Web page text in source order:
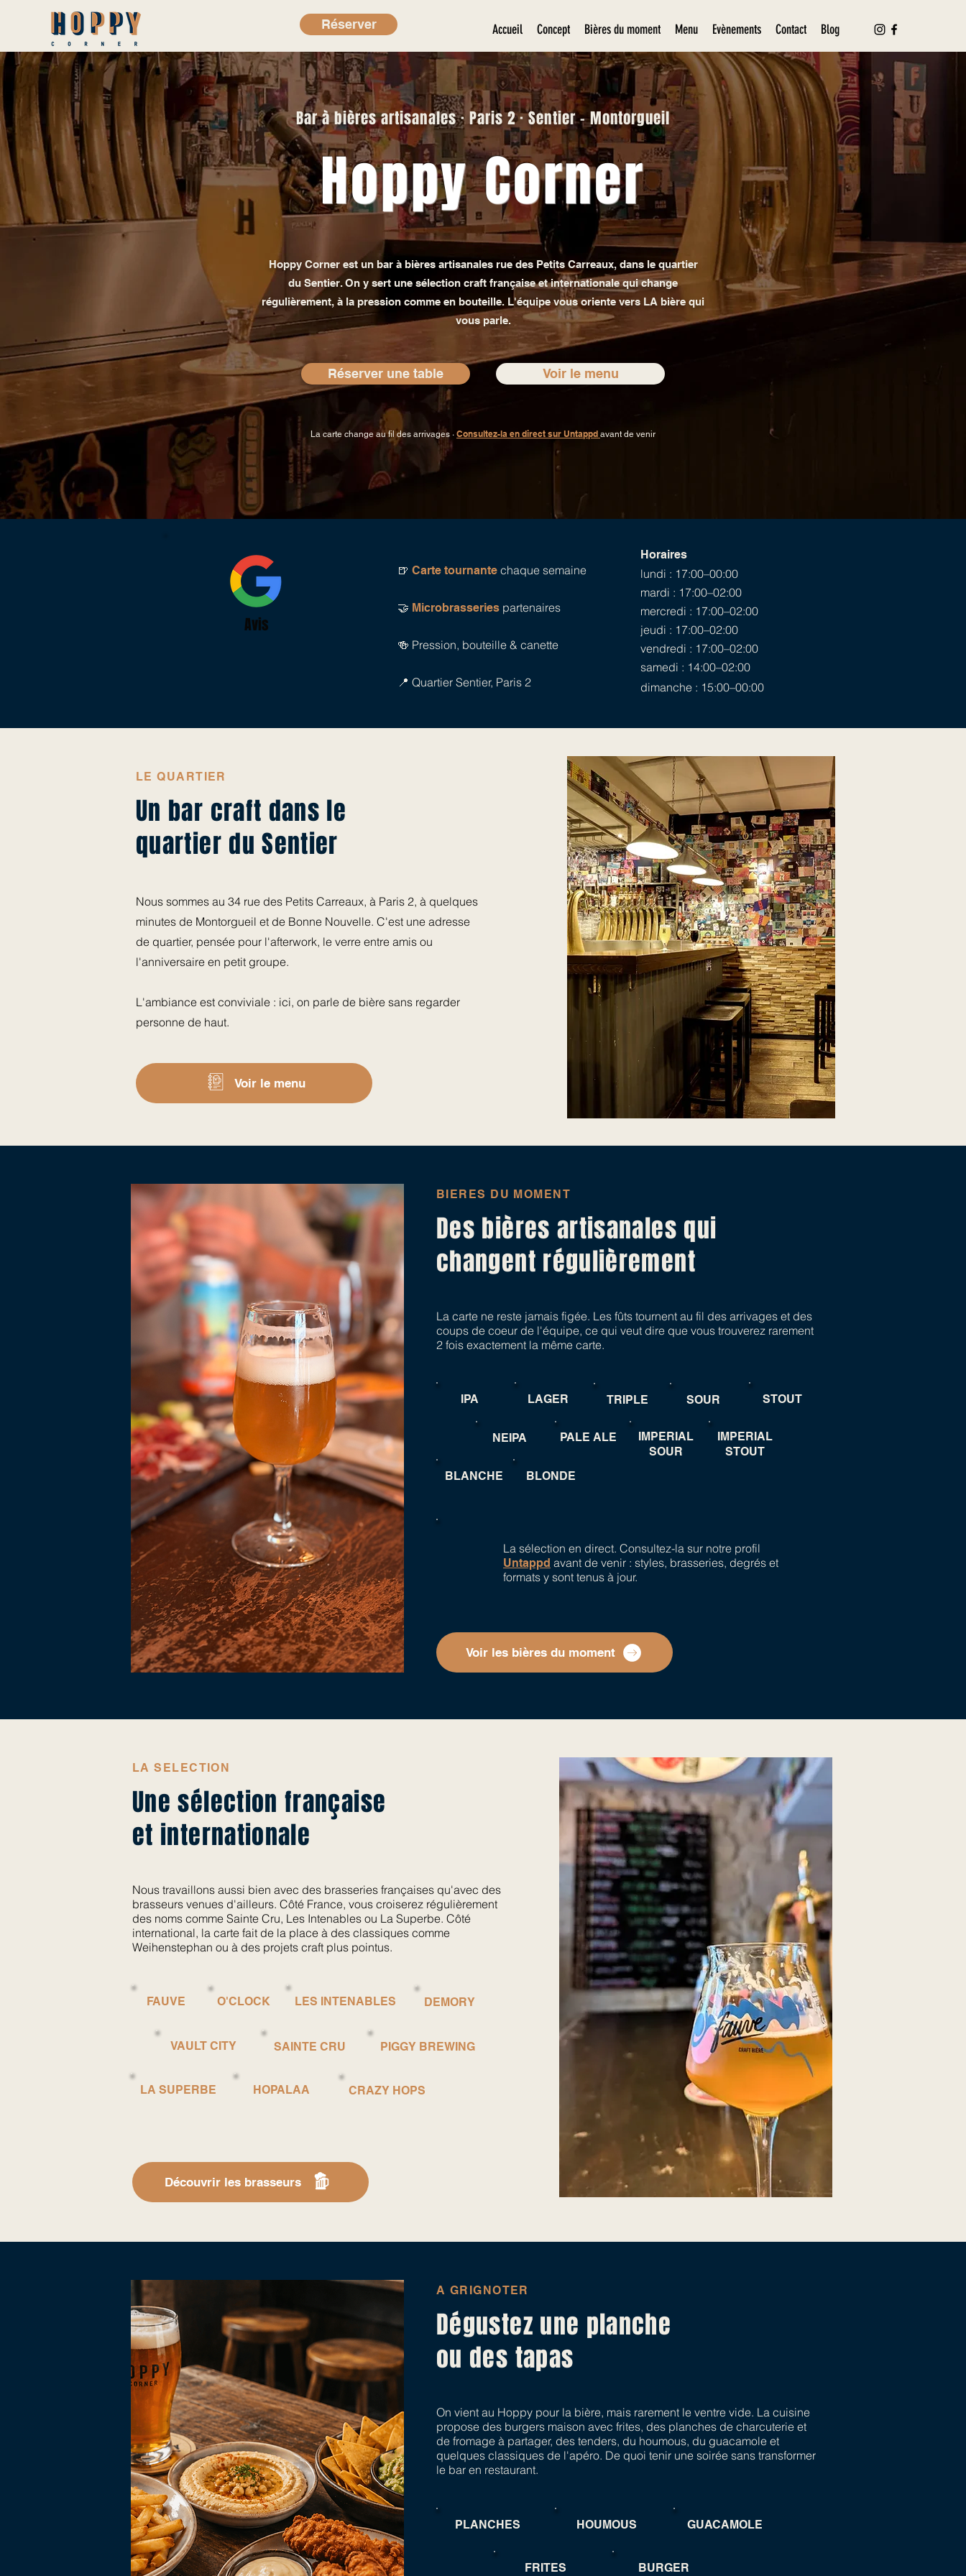
Accueil Concept Bières du moment Menu Evènements Contact Blog
Réserver
Bar à bières artisanales · Paris 2 · Sentier - Montorgueil
Hoppy Corner
Hoppy Corner est un bar à bières artisanales rue des Petits Carreaux, dans le quartier
du Sentier. On y sert une sélection craft française et internationale qui change
régulièrement, à la pression comme en bouteille. L'équipe vous oriente vers LA bière qui
vous parle.
Réserver une table Voir le menu
La carte change au fil des arrivages · Consultez-la en direct sur Untappd avant de venir
Avis
🍺 Carte tournante chaque semaine
🤝 Microbrasseries partenaires
🍻 Pression, bouteille & canette
📍 Quartier Sentier, Paris 2
Horaires
lundi : 17:00–00:00
mardi : 17:00–02:00
mercredi : 17:00–02:00
jeudi : 17:00–02:00
vendredi : 17:00–02:00
samedi : 14:00–02:00
dimanche : 15:00–00:00
LE QUARTIER
Un bar craft dans le
quartier du Sentier
Nous sommes au 34 rue des Petits Carreaux, à Paris 2, à quelques
minutes de Montorgueil et de Bonne Nouvelle. C'est une adresse
de quartier, pensée pour l'afterwork, le verre entre amis ou
l'anniversaire en petit groupe.
L'ambiance est conviviale : ici, on parle de bière sans regarder
personne de haut.
Voir le menu
BIERES DU MOMENT
Des bières artisanales qui
changent régulièrement
La carte ne reste jamais figée. Les fûts tournent au fil des arrivages et des
coups de coeur de l'équipe, ce qui veut dire que vous trouverez rarement
2 fois exactement la même carte.
IPA LAGER TRIPLE SOUR STOUT
NEIPA PALE ALE
BLANCHE BLONDE
IMPERIAL
SOUR
IMPERIAL
STOUT
La sélection en direct. Consultez-la sur notre profil
Untappd avant de venir : styles, brasseries, degrés et
formats y sont tenus à jour.
Voir les bières du moment
LA SELECTION
Une sélection française
et internationale
Nous travaillons aussi bien avec des brasseries françaises qu'avec des
brasseurs venues d'ailleurs. Côté France, vous croiserez régulièrement
des noms comme Sainte Cru, Les Intenables ou La Superbe. Côté
international, la carte fait de la place à des classiques comme
Weihenstephan ou à des projets craft plus pointus.
FAUVE O'CLOCK LES INTENABLES DEMORY
VAULT CITY SAINTE CRU PIGGY BREWING
LA SUPERBE HOPALAA CRAZY HOPS
Découvrir les brasseurs
A GRIGNOTER
Dégustez une planche
ou des tapas
On vient au Hoppy pour la bière, mais rarement le ventre vide. La cuisine
propose des burgers maison avec frites, des planches de charcuterie et
de fromage à partager, des tenders, du houmous, du guacamole et
quelques classiques de l'apéro. De quoi tenir une soirée sans transformer
le bar en restaurant.
PLANCHES HOUMOUS GUACAMOLE
FRITES BURGER